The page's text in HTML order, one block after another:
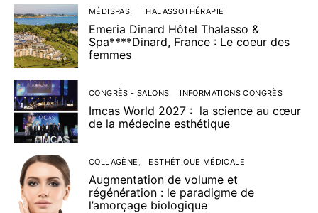
MÉDISPAS THALASSOTHÉRAPIE
Emeria Dinard Hôtel Thalasso &
Spa****Dinard, France : Le coeur des
femmes
CONGRÈS - SALONS INFORMATIONS CONGRÈS
Imcas World 2027 : la science au cœur
de la médecine esthétique
COLLAGÈNE ESTHÉTIQUE MÉDICALE
Augmentation de volume et
régénération : le paradigme de
l’amorçage biologique